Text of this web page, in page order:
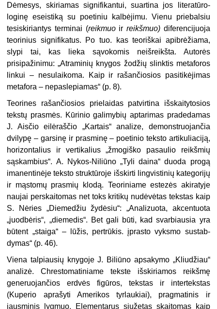
Dėmesys, skiriamas signifikantui, suartina jos literatūro­
loginę eseistiką su poetiniu kalbė­jimu. Vienu priebalsiu
tesiskiriantys terminai (reikmuoir reikšmuo) diferencijuoja
teorinius signifikatus. Po tuo. kas teoriškai apibrėžiama,
slypi tai, kas lieka sąvokomis neiš­reikšta. Autorės
prisipažinimu: „At­raminių knygos žodžių slinktis me­taforos
linkui – nesulaikoma. Kaip ir rašančiosios pasitikėjimas
metafo­ra – nepaslepiamas“ (p. 8).
Teorines rašančiosios prielaidas patvirtina išskaitytosios
tekstų pras­mės. Kūrinio galimybių aptarimas pradedamas
J. Aisčio eilėraščio „Kartais“ analize, demonstruojančia
dvilypę – garsinę ir prasminę – poe­tinio teksto artikuliaciją,
horizonta­lius ir vertikalius „žmogiško pasau­lio reikšmių
sąskambius“. A. Nykos-Niliūno „Tyli daina“ duoda progą
imanentinėje teksto struktūroje iš­skirti lingvistinių kategorijų
ir mąs­tomų prasmių klodą. Teoriniame estezės akiratyje
naujai perskaitomas net toks kritikų nudėvėtas tekstas kaip
S. Nėries „Diemedžiu žydėsiu“: „Analizuota, akcentuota
„juodbėris“, „diemedis“. Bet gali būti, kad svar­biausia yra
būtent „staiga“ – lūžis, pertrūkis. įprasto vyksmo sustab­
dymas“ (p. 46).
Viena talpiausių knygoje J. Biliū­no apsakymo „Kliudžiau“
analizė. Chrestomatiniame tekste išskiria­mos reikšmę
generuojančios erdvės figūros, tekstas ir intertekstas
(Kuperio aprašyti Amerikos tyrlaukiai), pragmatinis ir
jausminis lygmuo. Elementarus siužetas skaitomas kaip